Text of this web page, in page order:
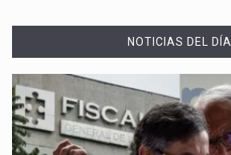
NOTICIAS DEL DÍA